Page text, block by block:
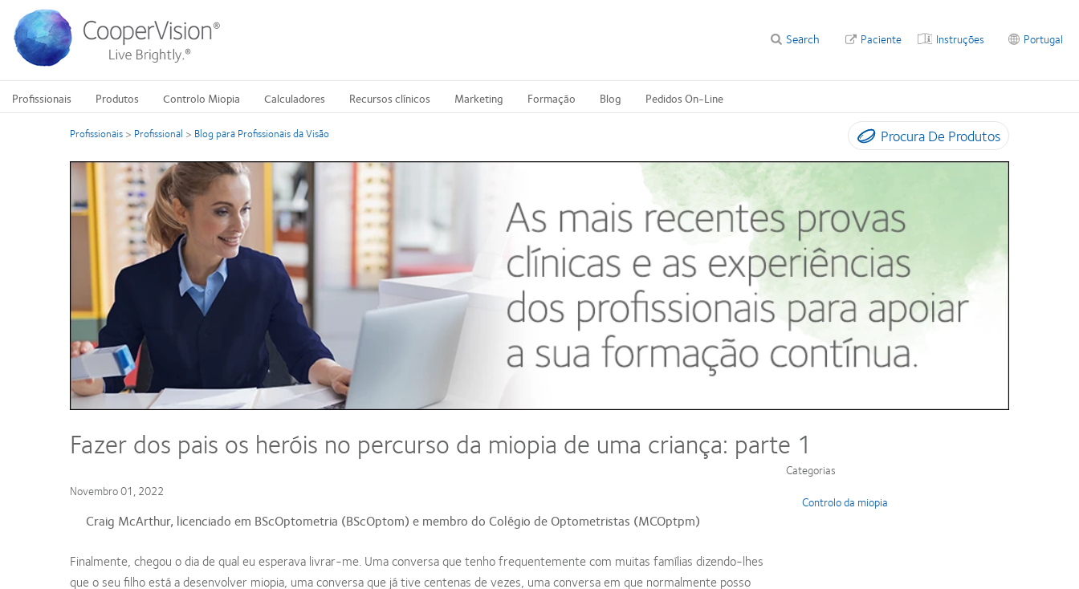
para
conteúdo
principal
Portugal
Instruções
Paciente
Search
Profissionais Produtos Controlo Miopia Calculadores Recursos clínicos Marketing Formação Blog Pedidos On-Line
Procura De Produtos
Profissionais > Profissional > Blog para Profissionais da Visão
Fazer dos pais os heróis no percurso da miopia de uma criança: parte 1
Novembro 01, 2022
Craig McArthur, licenciado em BScOptometria (BScOptom) e membro do Colégio de Optometristas (MCOptpm)
Finalmente, chegou o dia de qual eu esperava livrar-me. Uma conversa que tenho frequentemente com muitas famílias dizendo-lhes
que o seu filho está a desenvolver miopia, uma conversa que já tive centenas de vezes, uma conversa em que normalmente posso
Categorias
Controlo da miopia